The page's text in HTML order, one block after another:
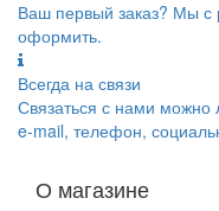
Ваш первый заказ? Мы с
оформить.
Всегда на связи
Связаться с нами
e-mail, телефон,
О магазине